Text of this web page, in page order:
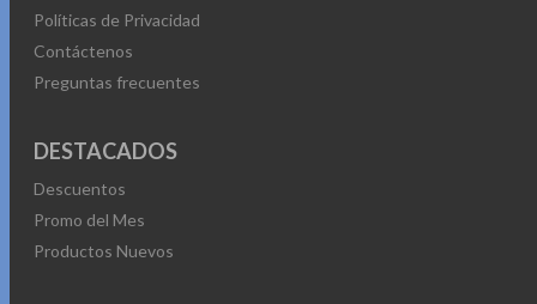
Políticas de Privacidad
Contáctenos
Preguntas frecuentes
DESTACADOS
Descuentos
Promo del Mes
Productos Nuevos